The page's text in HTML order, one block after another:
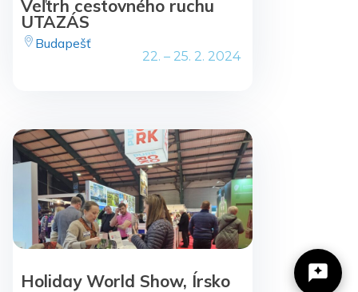
Veľtrh cestovného ruchu
UTAZÁS
Budapešť
22. – 25. 2. 2024
Holiday World Show, Írsko